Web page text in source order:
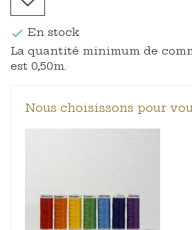
 En stock
La quantité minimum de
est 0,50m.
Nous choisissons pour